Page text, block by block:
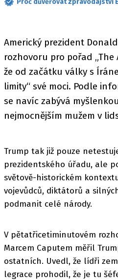
Proč důvěřovat zpravodajství
Americký prezident
rozhovoru pro pořad „The
že od začátku války s
limity“ své moci. Podle
se navíc zabývá
nejmocnějším mužem v
Trump tak již pouze
prezidentského úřadu, ale
světově-historickém
vojevůdců, diktátorů a
podmanit celé národy.
V pětatřicetiminutovém
Marcem Caputem měřil
ostatních. Uvedl, že lídři
legrace prohodil, že je tu